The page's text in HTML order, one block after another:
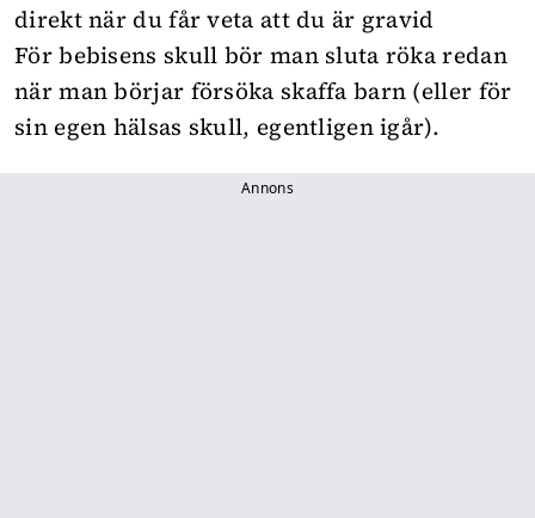
direkt när du får veta att du är gravid
För bebisens skull bör man sluta röka redan
när man börjar försöka skaffa barn (eller för
sin egen hälsas skull, egentligen igår).
Annons